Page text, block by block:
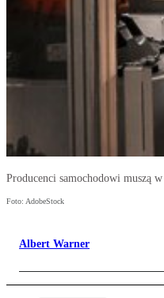
Producenci samochodowi muszą
Foto: AdobeStock
Albert Warner